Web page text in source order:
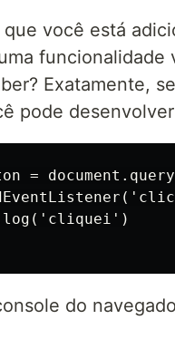
você está
funcionalidade
Exatamente,
pode
=
do